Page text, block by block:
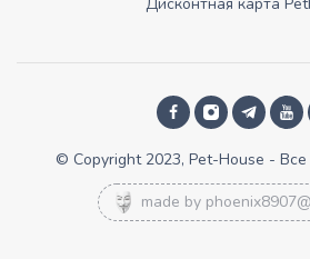
© Copyright 2023, Pet-House -
made by